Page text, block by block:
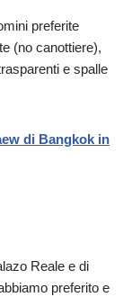
preferite
(no canottiere),
e spalle
di Bangkok in
Reale e di
preferito e